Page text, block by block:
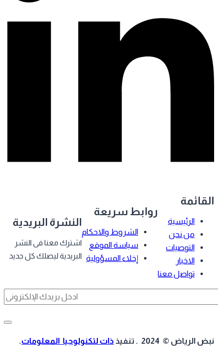
الرئيسية
من نحن
التوصيات
الاخبار
تواصل معنا
روابط سريعة
الشروط والاحكام
سياسة الموقع
إخلاء المسؤولية
النشرة البريدية
اشترك معنا فى النشر
البريدية ليصلك كل جديد
الرياض © 2024 . تنفيذ ذات لتكنولوجيا المعلومات.